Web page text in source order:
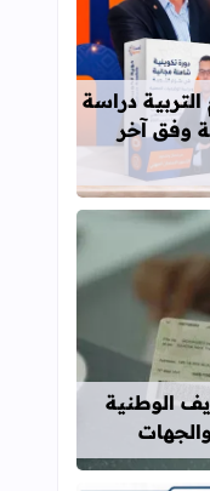
عن دورة تكوينية
دراسة
وفق آخر
عن أحرف و أرقام
الوطنية